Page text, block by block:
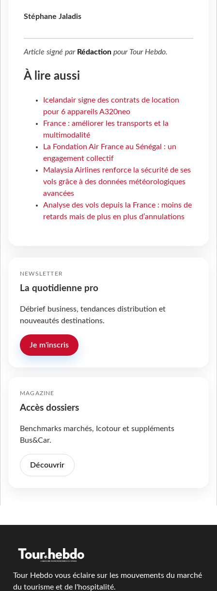
Stéphane Jaladis
Article signé par Rédaction pour Tour Hebdo.
À lire aussi
Icelandair signe des contrats de location
pour 6 appareils A320neo
France : améliorer les transports et la
multimodalité
La Fondation Air France au Sénégal : un
engagement collectif
Malaysia Airlines renforce la sécurité de ses
vols grâce à des données météorologiques
avancées
Analyse des vols depuis la France : moins de
retards mais de plus en plus d’annulations
NEWSLETTER
La quotidienne pro
Débrief business, tendances distribution et
nouveautés destinations.
Je m'inscris
MAGAZINE
Accès dossiers
Benchmarks marchés, Icotour et suppléments
Bus&Car.
Découvrir
Tour Hebdo vous éclaire sur les mouvements du marché
du tourisme et de l'hospitalité.